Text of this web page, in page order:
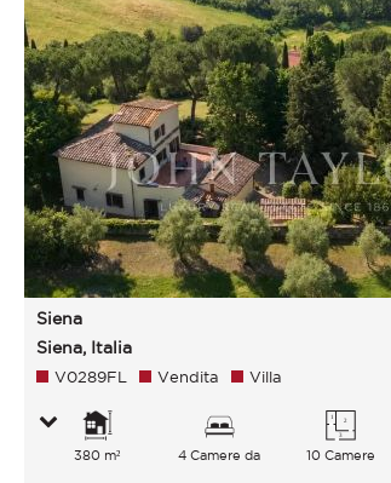
Siena
Siena, Italia
V0289FL Vendita Villa
380 m²
4 Camere da
10 Camere